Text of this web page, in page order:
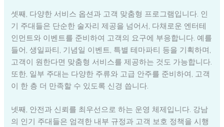
셋째, 다양한 서비스 옵션과 고객 맞춤형 프로그램입니다. 인
기 주대들은 단순한 술자리 제공을 넘어서, 다채로운 엔터테
인먼트와 이벤트를 준비하여 고객의 요구에 부응합니다. 예를
들어, 생일파티, 기념일 이벤트, 특별 테마파티 등을 기획하며,
고객이 원한다면 맞춤형 서비스를 제공하는 것도 가능합니다.
또한, 일부 주대는 다양한 주류와 고급 안주를 준비하여, 고객
이 한 층 더 만족할 수 있도록 신경 씁니다.
넷째, 안전과 신뢰를 최우선으로 하는 운영 체제입니다. 강남
의 인기 주대들은 엄격한 내부 규정과 고객 보호 정책을 시행